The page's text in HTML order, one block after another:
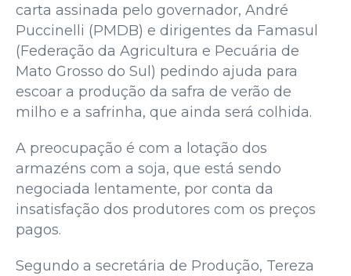
carta assinada pelo governador, André
Puccinelli (PMDB) e dirigentes da Famasul
(Federação da Agricultura e Pecuária de
Mato Grosso do Sul) pedindo ajuda para
escoar a produção da safra de verão de
milho e a safrinha, que ainda será colhida.
A preocupação é com a lotação dos
armazéns com a soja, que está sendo
negociada lentamente, por conta da
insatisfação dos produtores com os preços
pagos.
Segundo a secretária de Produção, Tereza